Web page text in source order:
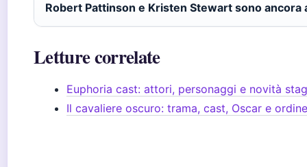
Robert Pattinson e Kristen Stewart sono ancora
Letture correlate
Euphoria cast: attori, personaggi e novità
Il cavaliere oscuro: trama, cast, Oscar e